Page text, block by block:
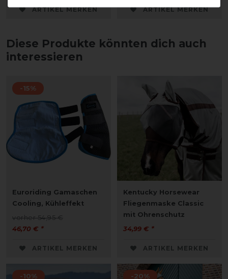
ARTIKEL MERKEN ARTIKEL MERKEN
Diese Produkte könnten dich auch
interessieren
-15%
Euroriding Gamaschen
Cooling, Kühleffekt
vorher 54,95 €
46,70 € *
ARTIKEL MERKEN
Kentucky Horsewear
Fliegenmaske Classic
mit Ohrenschutz
34,99 € *
ARTIKEL MERKEN
-10% -20%